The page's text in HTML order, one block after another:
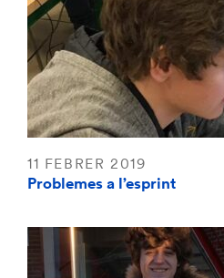
11 FEBRER 2019
Problemes a l’esprint